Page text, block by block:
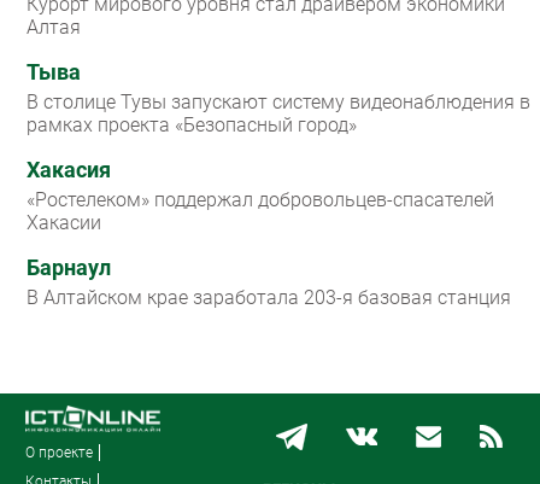
Курорт мирового уровня стал драйвером экономики
Алтая
Тыва
В столице Тувы запускают систему видеонаблюдения в
рамках проекта «Безопасный город»
Хакасия
«Ростелеком» поддержал добровольцев-спасателей
Хакасии
Барнаул
В Алтайском крае заработала 203-я базовая станция
О проекте